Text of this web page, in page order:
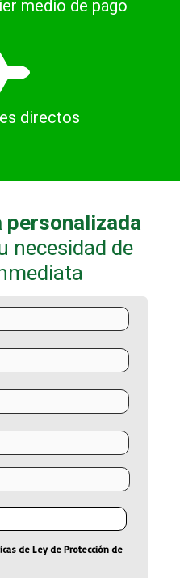
medio de pago
directos
personalizada
necesidad de